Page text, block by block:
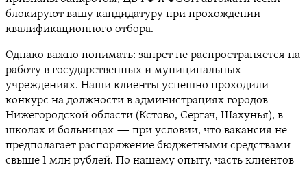
блокируют вашу кандидатуру при прохождении
квалификационного отбора.
Однако важно понимать: запрет не распространяется на
работу в государственных и муниципальных
учреждениях. Наши клиенты успешно проходили
конкурс на должности в администрациях городов
Нижегородской области (Кстово, Сергач, Шахунья), в
школах и больницах — при условии, что вакансия не
предполагает распоряжение бюджетными средствами
свыше 1 млн рублей. По нашему опыту, часть клиентов